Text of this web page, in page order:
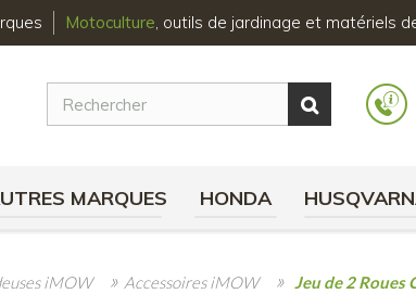
Motoculture, outils de jardinage et matériels
MARQUES HONDA
iMOW » Accessoires iMOW » Jeu de 2 Roues